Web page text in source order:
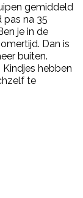
gemiddeld
pas na 35
je in de
Dan is
buiten.
Kindjes hebben
te